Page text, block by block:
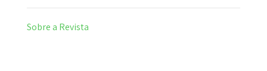
Sobre a Revista